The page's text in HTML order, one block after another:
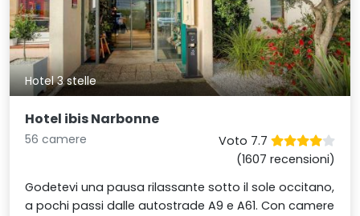
Hotel 3 stelle
Hotel ibis Narbonne
56 camere
Voto 7.7
(1607 recensioni)
Godetevi una pausa rilassante sotto il sole occitano,
a pochi passi dalle autostrade A9 e A61. Con camere